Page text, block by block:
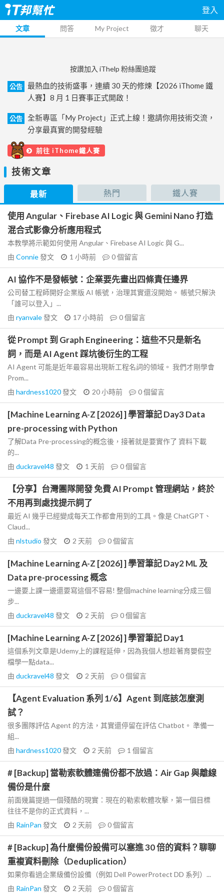
登入
文章 問答 My Project 徵才 聊天
按讚加入 iThelp 粉絲團追蹤
公告
最熱血的技術盛事，連續 30 天的修煉【2026 iThome 鐵
人賽】8 月 1 日賽事正式開啟！
公告
全新專區「My Project」正式上線！邀請你用技術交流，
分享最真實的開發經驗
前往 iThome鐵人賽
技術文章
最新 熱門 鐵人賽
使用 Angular、Firebase AI Logic 與 Gemini Nano 打造
混合式影像分析應用程式
本教學將示範如何使用 Angular、Firebase AI Logic 與 G...
由 Connie發文 1 小時前 0個留言
AI 協作不是發帳號：企業要先畫出四條責任邊界
公司替工程師開好企業版 AI 帳號，治理其實還沒開始。 帳號只解決
「誰可以登入」...
由 ryanvale發文 17 小時前 0個留言
從 Prompt 到 Graph Engineering：這些不只是新名
詞，而是 AI Agent 踩坑後衍生的工程
AI Agent 可能是近年最容易出現新工程名詞的領域。 我們才剛學會
Prom...
由 hardness1020發文 20 小時前 0個留言
[Machine Learning A-Z [2026] ] 學習筆記 Day3 Data
pre-processing with Python
了解Data Pre-processing的概念後，接著就是要實作了 資料下載
的...
由 duckravel48 發文 1 天前 0個留言
【分享】台灣團隊開發 免費 AI Prompt 管理網站，終於
不用再到處找提示詞了
最近 AI 幾乎已經變成每天工作都會用到的工具。像是 ChatGPT、
Claud...
由 nlstudio 發文 2 天前 0個留言
[Machine Learning A-Z [2026] ] 學習筆記 Day2 ML 及
Data pre-processing 概念
一邊要上課一邊還要寫這個不容易! 整個machine learning分成三個
步...
由 duckravel48 發文 2 天前 0個留言
[Machine Learning A-Z [2026] ] 學習筆記 Day1
這個系列文章是Udemy上的課程延伸，因為我個人想趁著育嬰假空
檔學一點data...
由 duckravel48 發文 2 天前 0個留言
【Agent Evaluation 系列 1/6】Agent 到底該怎麼測
試？
很多團隊評估 Agent 的方法，其實還停留在評估 Chatbot。 準備一
組...
由 hardness1020發文 2 天前 1 個留言
# [Backup] 當勒索軟體連備份都不放過：Air Gap 與離線
備份是什麼
前面幾篇提過一個殘酷的現實：現在的勒索軟體攻擊，第一個目標
往往不是你的正式資料，...
由 RainPan 發文 2 天前 0個留言
# [Backup] 為什麼備份設備可以塞進 30 倍的資料？聊聊
重複資料刪除（Deduplication）
如果你看過企業級備份設備（例如 Dell PowerProtect DD 系列）...
由 RainPan 發文 2 天前 0個留言